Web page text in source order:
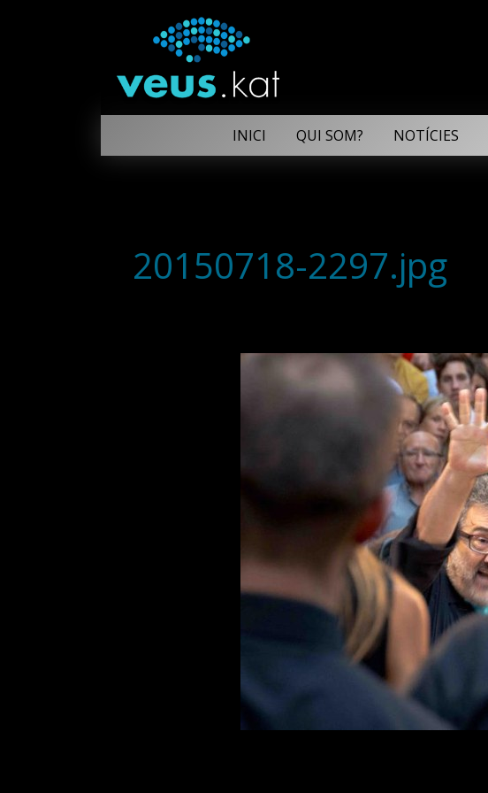
INICI QUI SOM? NOTÍCIES
20150718-2297.jpg